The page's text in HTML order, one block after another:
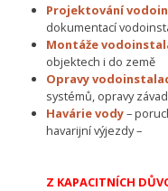
Projektování
dokumentací
Montáže
objektech i do země
Opravy
systémů, opravy závad
Havárie vody–
havarijní výjezdy –
Z KAPACITNÍCH